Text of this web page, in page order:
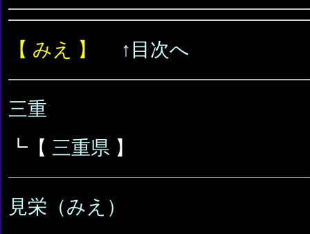
【 みえ 】 ↑目次へ
三重
┗【 三重県 】
見栄（みえ）